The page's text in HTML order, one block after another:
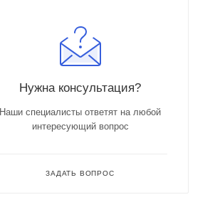
Нужна консультация?
Наши специалисты ответят на любой
интересующий вопрос
ЗАДАТЬ ВОПРОС